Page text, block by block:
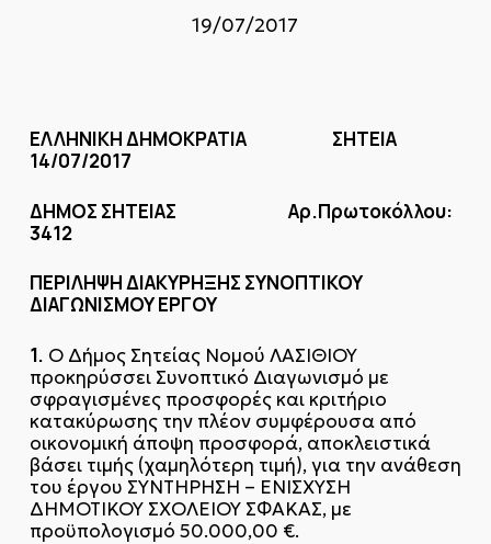
19/07/2017
ΕΛΛΗΝΙΚΗ ΔΗΜΟΚΡΑΤΙΑ ΣΗΤΕΙΑ
14/07/2017
ΔΗΜΟΣ ΣΗΤΕΙΑΣ Αρ.Πρωτοκόλλου:
3412
ΠΕΡΙΛΗΨΗ ΔΙΑΚΥΡΗΞΗΣ ΣΥΝΟΠΤΙΚΟΥ
ΔΙΑΓΩΝΙΣΜΟΥ ΕΡΓΟΥ
1. Ο Δήμος Σητείας Νομού ΛΑΣΙΘΙΟΥ
προκηρύσσει Συνοπτικό Διαγωνισμό με
σφραγισμένες προσφορές και κριτήριο
κατακύρωσης την πλέον συμφέρουσα από
οικονομική άποψη προσφορά, αποκλειστικά
βάσει τιμής (χαμηλότερη τιμή), για την ανάθεση
του έργου ΣΥΝΤΗΡΗΣΗ – ΕΝΙΣΧΥΣΗ
ΔΗΜΟΤΙΚΟΥ ΣΧΟΛΕΙΟΥ ΣΦΑΚΑΣ, με
προϋπολογισμό 50.000,00 €.